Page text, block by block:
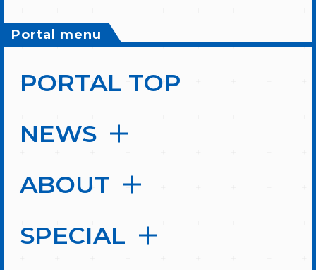
Portal menu
PORTAL TOP
NEWS
ABOUT
SPECIAL